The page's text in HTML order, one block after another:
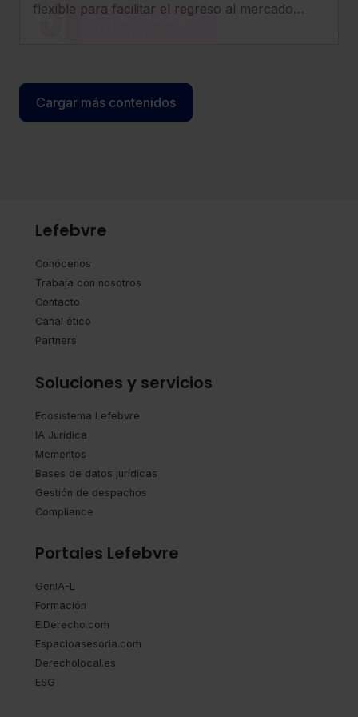
flexible para facilitar el regreso al mercado
determinados complementos.
Cargar más contenidos
Lefebvre
Conócenos
Trabaja con nosotros
Contacto
Canal ético
Partners
Soluciones y servicios
Ecosistema Lefebvre
IA Jurídica
Mementos
Bases de datos jurídicas
Gestión de despachos
Compliance
Portales Lefebvre
GenIA-L
Formación
ElDerecho.com
Espacioasesoria.com
Derecholocal.es
ESG